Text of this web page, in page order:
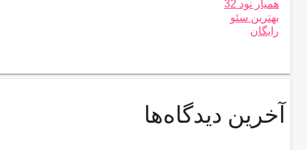
همیار نود 32
بهترین سئو
رایگان
آخرین دیدگاه‌ها